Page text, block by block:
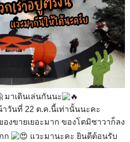
มาเดินเล่นกันนะ
วันที่ 22 ต.ค.นี้เท่านั้นนะคะ
องขายเยอะมาก ของโตมิซาวาก็ลง
ก
แวะมานะคะ ยินดีต้อนรับ